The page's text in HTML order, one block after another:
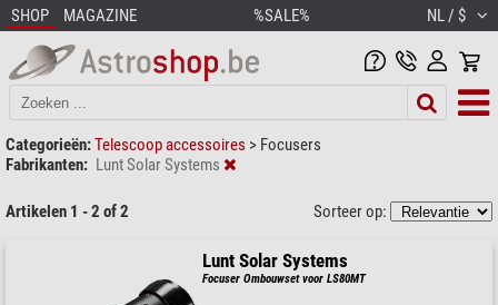
SHOP MAGAZINE %SALE% NL / $
Categorieën:Telescoop accessoires > Focusers
Fabrikanten: Lunt Solar Systems
Artikelen 1 - 2 of 2 Sorteer op:
Lunt Solar Systems
Focuser Ombouwset voor LS80MT